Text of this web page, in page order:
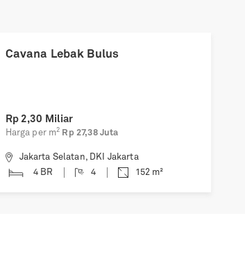
Cavana Lebak Bulus
Rp 2,30 Miliar
Harga per m2 Rp 27,38 Juta
Jakarta Selatan,
DKI Jakarta
4 BR
4 152m²